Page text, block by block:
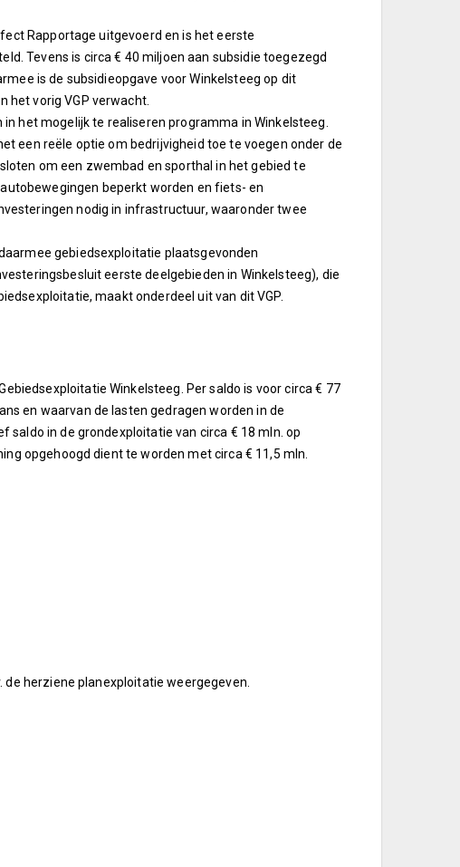
Rapportage uitgevoerd en is het eerste
Tevens is circa € 40 miljoen aan subsidie toegezegd
is de subsidieopgave voor Winkelsteeg op dit
het vorig VGP verwacht.
het mogelijk te realiseren programma in Winkelsteeg.
een reële optie om bedrijvigheid toe te voegen onder de
om een zwembad en sporthal in het gebied te
beperkt worden en fiets- en
nodig in infrastructuur, waaronder twee
gebiedsexploitatie plaatsgevonden
eerste deelgebieden in Winkelsteeg), die
maakt onderdeel uit van dit VGP.
Winkelsteeg. Per saldo is voor circa € 77
en waarvan de lasten gedragen worden in de
saldo in de grondexploitatie van circa € 18 mln. op
opgehoogd dient te worden met circa € 11,5 mln.
de herziene planexploitatie weergegeven.